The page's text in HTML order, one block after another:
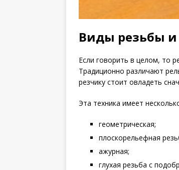
Виды резьбы и
Если говорить в целом, то
Традиционно различают
резчику стоит овладеть
Эта техника имеет
геометрическая;
плоскорельефная
ажурная;
глухая резьба с